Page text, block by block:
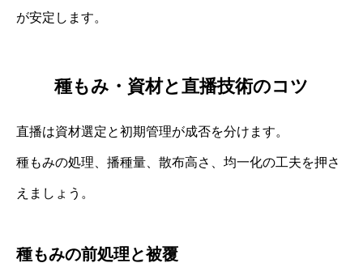
が安定します。
種もみ・資材と直播技術のコツ
直播は資材選定と初期管理が成否を分けます。
種もみの処理、播種量、散布高さ、均一化の工夫を押さ
えましょう。
種もみの前処理と被覆